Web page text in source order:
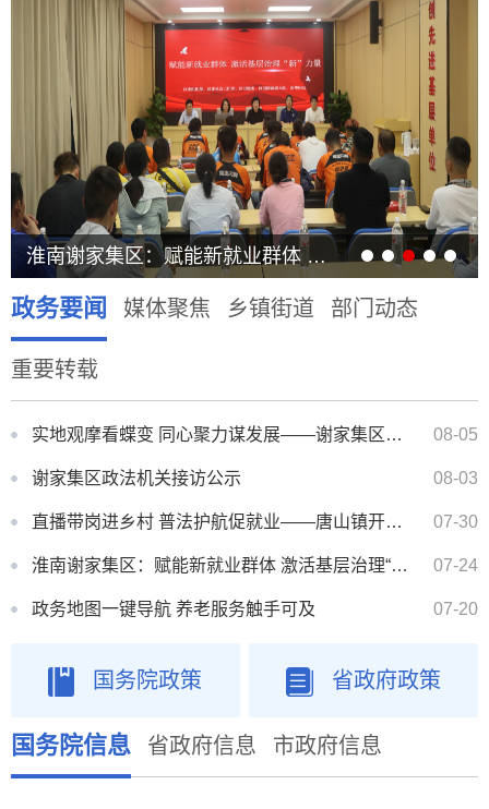
淮南谢家集区：赋能新就业群体 激活基层治理“新”力量
政务要闻 媒体聚焦 乡镇街道 部门动态
重要转载
实地观摩看蝶变 同心聚力谋发展——谢家集区开展“凝聚新力量・筑梦新时代”主题活动 08-05
谢家集区政法机关接访公示 08-03
直播带岗进乡村 普法护航促就业——唐山镇开展直播带岗暨普法宣讲活动 07-30
淮南谢家集区：赋能新就业群体 激活基层治理“新”力量 07-24
政务地图一键导航 养老服务触手可及 07-20
国务院政策 省政府政策
国务院信息 省政府信息 市政府信息